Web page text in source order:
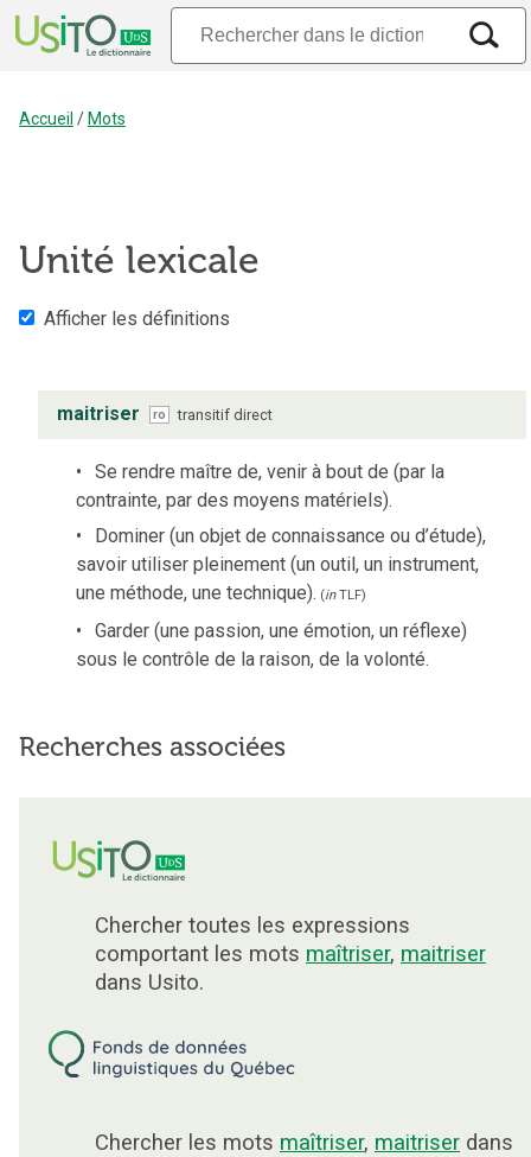
Accueil / Mots
Unité lexicale
Afficher les définitions
maitriser ro transitif direct
Se rendre maître de, venir à bout de (par la
contrainte, par des moyens matériels).
Dominer (un objet de connaissance ou d’étude),
savoir utiliser pleinement (un outil, un instrument,
une méthode, une technique). (inTLF)
Garder (une passion, une émotion, un réflexe)
sous le contrôle de la raison, de la volonté.
Recherches associées
Chercher toutes les expressions
comportant les mots maîtriser, maitriser
dans Usito.
Chercher les mots maîtriser, maitriser dans